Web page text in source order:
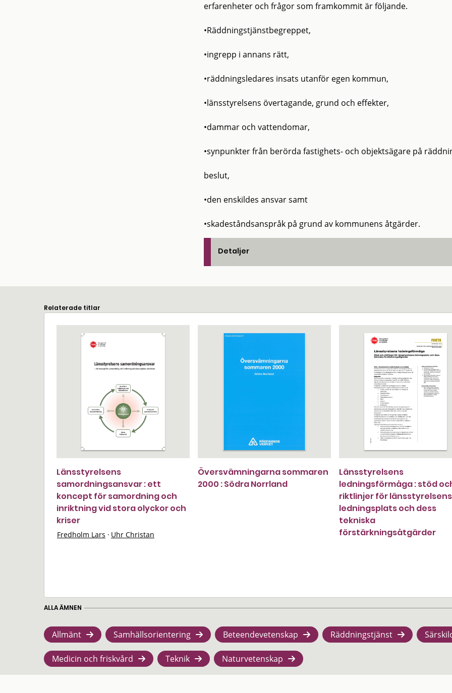
erfarenheter och frågor som framkommit är följande.
•Räddningstjänstbegreppet,
•ingrepp i annans rätt,
•räddningsledares insats utanför egen kommun,
•länsstyrelsens övertagande, grund och effekter,
•dammar och vattendomar,
•synpunkter från berörda fastighets- och objektsägare på
beslut,
•den enskildes ansvar samt
•skadeståndsanspråk på grund av kommunens åtgärder.
Detaljer
Relaterade titlar
Länsstyrelsens
samordningsansvar : ett
koncept för samordning och
inriktning vid stora olyckor och
kriser
Fredholm Lars · Uhr Christan
Översvämningarna sommaren
2000 : Södra Norrland
Länsstyrelsens
ledningsförmåga : stöd
riktlinjer för länsstyrelsens
ledningsplats och dess
tekniska
förstärkningsåtgärder
ALLA ÄMNEN
Allmänt Samhällsorientering Beteendevetenskap Räddningstjänst
Medicin och friskvård Teknik Naturvetenskap